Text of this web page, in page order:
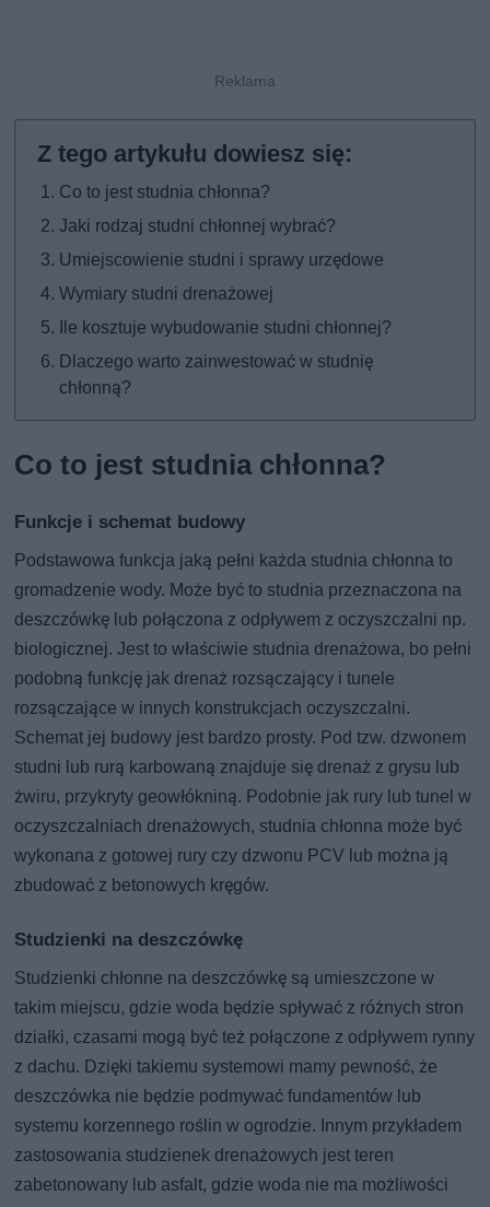
Co to jest studnia chłonna?
Jaki rodzaj studni chłonnej wybrać?
Umiejscowienie studni i sprawy urzędowe
Wymiary studni drenażowej
Ile kosztuje wybudowanie studni chłonnej?
Dlaczego warto zainwestować w studnię
chłonną?
Co to jest studnia chłonna?
Funkcje i schemat budowy
Podstawowa funkcja jaką pełni każda studnia chłonna to
gromadzenie wody. Może być to studnia przeznaczona na
deszczówkę lub połączona z odpływem z oczyszczalni np.
biologicznej. Jest to właściwie studnia drenażowa, bo pełni
podobną funkcję jak drenaż rozsączający i tunele
rozsączające w innych konstrukcjach oczyszczalni.
Schemat jej budowy jest bardzo prosty. Pod tzw. dzwonem
studni lub rurą karbowaną znajduje się drenaż z grysu lub
żwiru, przykryty geowłókniną. Podobnie jak rury lub tunel w
oczyszczalniach drenażowych, studnia chłonna może być
wykonana z gotowej rury czy dzwonu PCV lub można ją
zbudować z betonowych kręgów.
Studzienki na deszczówkę
Studzienki chłonne na deszczówkę są umieszczone w
takim miejscu, gdzie woda będzie spływać z różnych stron
działki, czasami mogą być też połączone z odpływem rynny
z dachu. Dzięki takiemu systemowi mamy pewność, że
deszczówka nie będzie podmywać fundamentów lub
systemu korzennego roślin w ogrodzie. Innym przykładem
zastosowania studzienek drenażowych jest teren
zabetonowany lub asfalt, gdzie woda nie ma możliwości